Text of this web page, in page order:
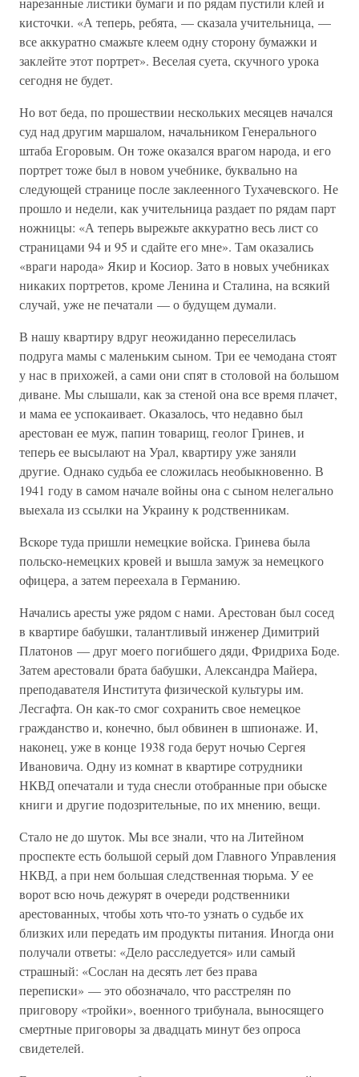
кисточки. «А теперь, ребята, — сказала учительница, —
все аккуратно смажьте клеем одну сторону бумажки и
заклейте этот портрет». Веселая суета, скучного урока
сегодня не будет.
Но вот беда, по прошествии нескольких месяцев начался
суд над другим маршалом, начальником Генерального
штаба Егоровым. Он тоже оказался врагом народа, и его
портрет тоже был в новом учебнике, буквально на
следующей странице после заклеенного Тухачевского. Не
прошло и недели, как учительница раздает по рядам парт
ножницы: «А теперь вырежьте аккуратно весь лист со
страницами 94 и 95 и сдайте его мне». Там оказались
«враги народа» Якир и Косиор. Зато в новых учебниках
никаких портретов, кроме Ленина и Сталина, на всякий
случай, уже не печатали — о будущем думали.
В нашу квартиру вдруг неожиданно переселилась
подруга мамы с маленьким сыном. Три ее чемодана стоят
у нас в прихожей, а сами они спят в столовой на большом
диване. Мы слышали, как за стеной она все время плачет,
и мама ее успокаивает. Оказалось, что недавно был
арестован ее муж, папин товарищ, геолог Гринев, и
теперь ее высылают на Урал, квартиру уже заняли
другие. Однако судьба ее сложилась необыкновенно. В
1941 году в самом начале войны она с сыном нелегально
выехала из ссылки на Украину к родственникам.
Вскоре туда пришли немецкие войска. Гринева была
польско-немецких кровей и вышла замуж за немецкого
офицера, а затем переехала в Германию.
Начались аресты уже рядом с нами. Арестован был сосед
в квартире бабушки, талантливый инженер Димитрий
Платонов — друг моего погибшего дяди, Фридриха Боде.
Затем арестовали брата бабушки, Александра Майера,
преподавателя Института физической культуры им.
Лесгафта. Он как-то смог сохранить свое немецкое
гражданство и, конечно, был обвинен в шпионаже. И,
наконец, уже в конце 1938 года берут ночью Сергея
Ивановича. Одну из комнат в квартире сотрудники
НКВД опечатали и туда снесли отобранные при обыске
книги и другие подозрительные, по их мнению, вещи.
Стало не до шуток. Мы все знали, что на Литейном
проспекте есть большой серый дом Главного Управления
НКВД, а при нем большая следственная тюрьма. У ее
ворот всю ночь дежурят в очереди родственники
арестованных, чтобы хоть что-то узнать о судьбе их
близких или передать им продукты питания. Иногда они
получали ответы: «Дело расследуется» или самый
страшный: «Сослан на десять лет без права
переписки» — это обозначало, что расстрелян по
приговору «тройки», военного трибунала, выносящего
смертные приговоры за двадцать минут без опроса
свидетелей.